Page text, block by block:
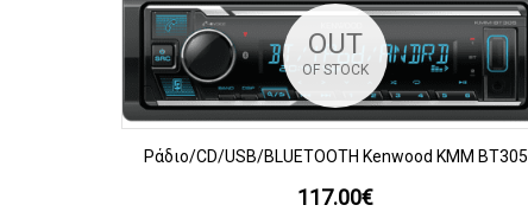
OUT
OF STOCK
ΠΡΟΒΟΛΗ
Ράδιο/CD/USB/BLUETOOTH Kenwood KMM BT305
117.00€